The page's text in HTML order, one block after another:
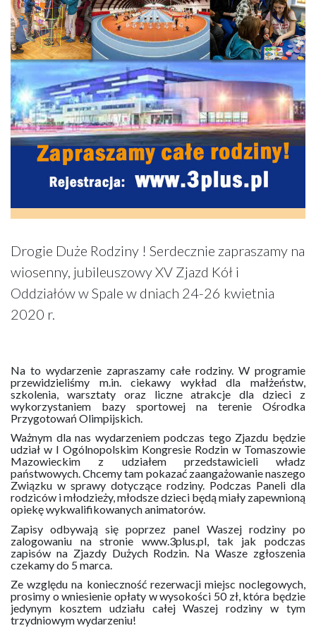
Drogie Duże Rodziny ! Serdecznie zapraszamy na
wiosenny, jubileuszowy XV Zjazd Kół i
Oddziałów w Spale w dniach 24-26 kwietnia
2020 r.
Na to wydarzenie zapraszamy całe rodziny. W programie
przewidzieliśmy m.in. ciekawy wykład dla małżeństw,
szkolenia, warsztaty oraz liczne atrakcje dla dzieci z
wykorzystaniem bazy sportowej na terenie Ośrodka
Przygotowań Olimpijskich.
Ważnym dla nas wydarzeniem podczas tego Zjazdu będzie
udział w I Ogólnopolskim Kongresie Rodzin w Tomaszowie
Mazowieckim z udziałem przedstawicieli władz
państwowych. Chcemy tam pokazać zaangażowanie naszego
Związku w sprawy dotyczące rodziny. Podczas Paneli dla
rodziców i młodzieży, młodsze dzieci będą miały zapewnioną
opiekę wykwalifikowanych animatorów.
Zapisy odbywają się poprzez panel Waszej rodziny po
zalogowaniu na stronie www.3plus.pl, tak jak podczas
zapisów na Zjazdy Dużych Rodzin. Na Wasze zgłoszenia
czekamy do 5 marca.
Ze względu na konieczność rezerwacji miejsc noclegowych,
prosimy o wniesienie opłaty w wysokości 50 zł, która będzie
jedynym kosztem udziału całej Waszej rodziny w tym
trzydniowym wydarzeniu!